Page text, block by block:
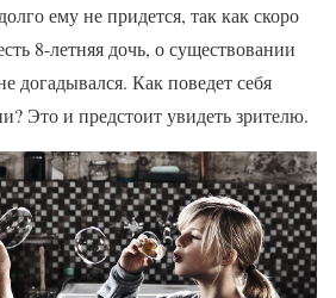
ему не придется, так как скоро
8-летняя дочь, о существовании
догадывался. Как поведет себя
Это и предстоит увидеть зрителю.